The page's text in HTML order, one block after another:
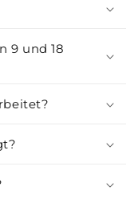
9 und 18